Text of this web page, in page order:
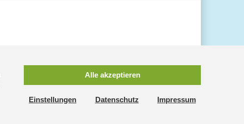
Alle akzeptieren
Einstellungen Datenschutz Impressum